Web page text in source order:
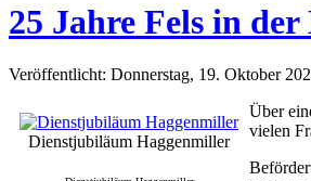
25 Jahre Fels in
Veröffentlicht: Donnerstag, 19. Oktober
Dienstjubiläum Haggenmiller
Über
vielen